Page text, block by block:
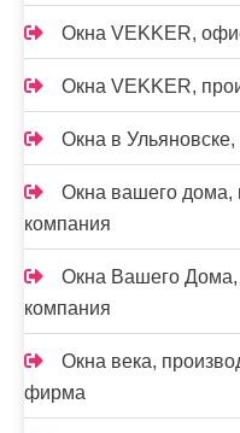
Окна VEKKER,
Окна VEKKER,
Окна в
Окна вашего дома,
компания
Окна Вашего Дома,
компания
Окна века,
фирма